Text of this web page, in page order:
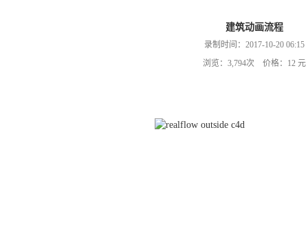
建筑动画流程
录制时间：2017-10-20 06:15
浏览：3,794次 价格：12 元